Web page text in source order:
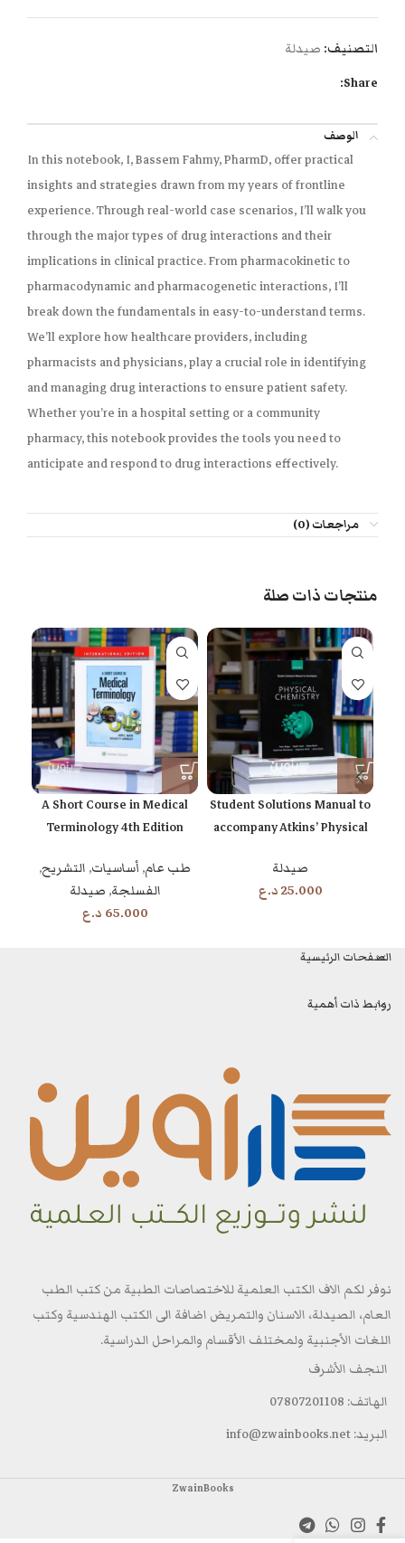
التصنيف: صيدلة
Share:
الوصف
In this notebook, I, Bassem Fahmy, PharmD, offer practical
insights and strategies drawn from my years of frontline
experience. Through real-world case scenarios, I’ll walk you
through the major types of drug interactions and their
implications in clinical practice. From pharmacokinetic to
pharmacodynamic and pharmacogenetic interactions, I’ll
break down the fundamentals in easy-to-understand terms.
We’ll explore how healthcare providers, including
pharmacists and physicians, play a crucial role in identifying
and managing drug interactions to ensure patient safety.
Whether you’re in a hospital setting or a community
pharmacy, this notebook provides the tools you need to
anticipate and respond to drug interactions effectively.
مراجعات (0)
منتجات ذات صلة
Student Solutions Manual to
accompany Atkins’ Physical
صيدلة
25.000د.ع
A Short Course in Medical
Terminology 4th Edition
طب عام, أساسيات, التشريح,
الفسلجة, صيدلة
65.000 د.ع
الصفحات الرئيسية
روابط ذات أهمية
نوفر لكم الاف الكتب العلمية للاختصاصات الطبية من كتب الطب
العام، الصيدلة، الاسنان والتمريض اضافة الى الكتب الهندسية وكتب
اللغات الأجنبية ولمختلف الأقسام والمراحل الدراسية.
النجف الأشرف
الهاتف: 07807201108
البريد: info@zwainbooks.net
ZwainBooks